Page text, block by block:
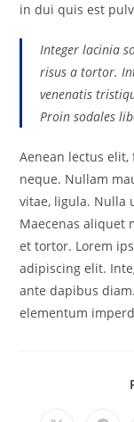
in dui quis est
Integer lacinia
risus a tortor.
venenatis
Proin sodales
Aenean lectus
neque. Nullam
vitae, ligula. Nulla
Maecenas aliquet
et tortor. Lorem
adipiscing elit.
ante dapibus
elementum